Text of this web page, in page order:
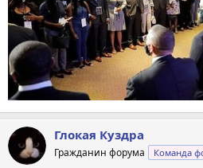
Глокая Куздра
Гражданин форума Команда